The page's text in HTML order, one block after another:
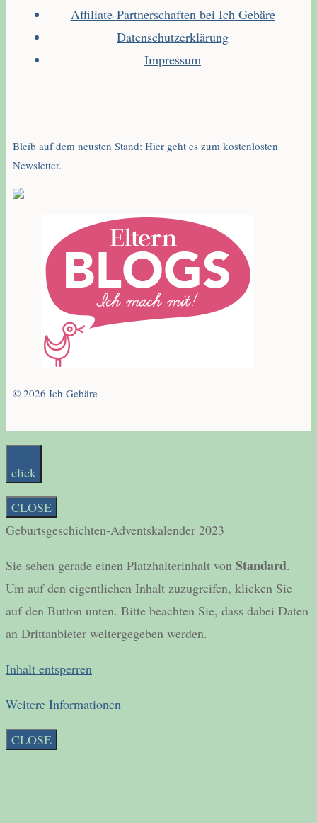
Affiliate-Partnerschaften bei Ich Gebäre
Datenschutzerklärung
Impressum
Bleib auf dem neusten Stand: Hier geht es zum kostenlosten
Newsletter.
© 2026 Ich Gebäre
click
CLOSE
Geburtsgeschichten-Adventskalender 2023
Sie sehen gerade einen Platzhalterinhalt von Standard.
Um auf den eigentlichen Inhalt zuzugreifen, klicken Sie
auf den Button unten. Bitte beachten Sie, dass dabei Daten
an Drittanbieter weitergegeben werden.
Inhalt entsperren
Weitere Informationen
CLOSE